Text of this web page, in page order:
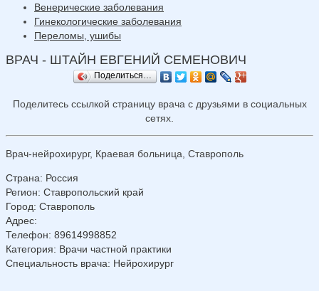
Венерические заболевания
Гинекологические заболевания
Переломы, ушибы
ВРАЧ - ШТАЙН ЕВГЕНИЙ СЕМЕНОВИЧ
Поделиться…
Поделитесь ссылкой страницу врача с друзьями в социальных
сетях.
Врач-нейрохирург, Краевая больница, Ставрополь
Страна: Россия
Регион: Ставропольский край
Город: Ставрополь
Адрес:
Телефон: 89614998852
Категория: Врачи частной практики
Специальность врача: Нейрохирург